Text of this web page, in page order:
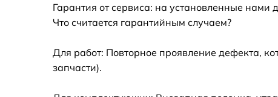
Ремонт материнской платы Roborock S6
Гарантия от сервиса: на установленные нами
Что считается гарантийным случаем?
Для работ: Повторное проявление дефекта,
запчасти).